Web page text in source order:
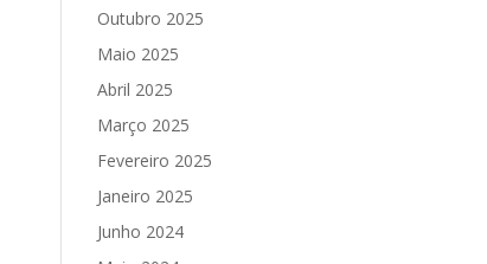
Outubro 2025
Maio 2025
Abril 2025
Março 2025
Fevereiro 2025
Janeiro 2025
Junho 2024